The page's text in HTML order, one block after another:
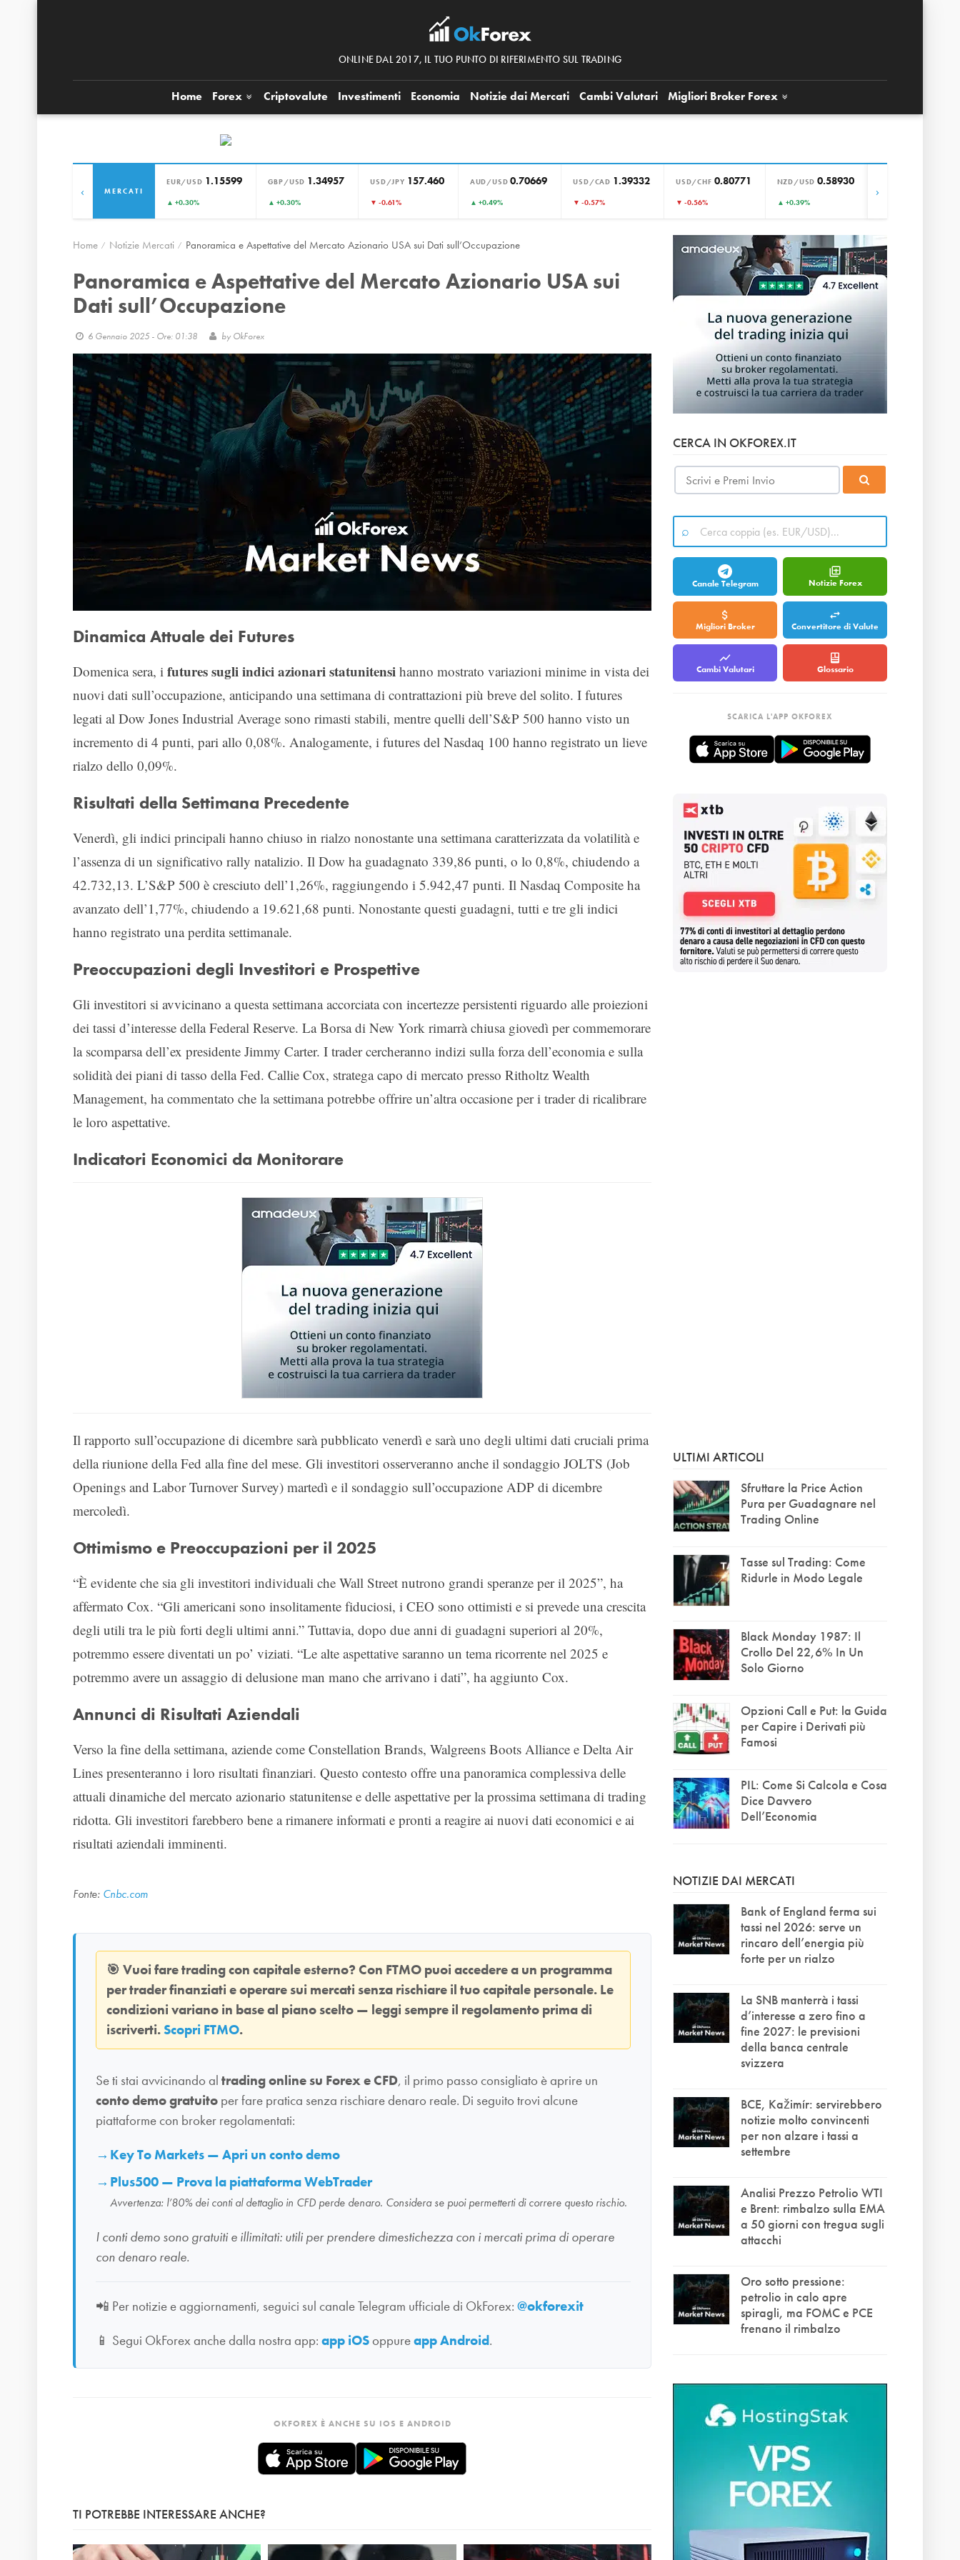
ONLINE DAL 2017, IL TUO PUNTO DI RIFERIMENTO SUL TRADING
Home Forex Criptovalute Investimenti Economia Notizie dai Mercati Cambi Valutari Migliori Broker Forex
MERCATI
EUR/USD 1.15599
▲ +0.30%
GBP/USD 1.34957
▲ +0.30%
USD/JPY 157.460
▼ -0.61%
AUD/USD 0.70669
▲ +0.49%
USD/CAD 1.39332
▼ -0.57%
USD/CHF 0.80771
▼ -0.56%
NZD/USD 0.58930
▲ +0.39%
‹ ›
Home Notizie Mercati Panoramica e Aspettative del Mercato Azionario USA sui Dati sull’Occupazione
Panoramica e Aspettative del Mercato Azionario USA sui
Dati sull’Occupazione
6 Gennaio 2025 - Ore: 01:38 by OkForex
Dinamica Attuale dei Futures
Domenica sera, i futures sugli indici azionari statunitensi hanno mostrato variazioni minime in vista dei
nuovi dati sull’occupazione, anticipando una settimana di contrattazioni più breve del solito. I futures
legati al Dow Jones Industrial Average sono rimasti stabili, mentre quelli dell’S&P 500 hanno visto un
incremento di 4 punti, pari allo 0,08%. Analogamente, i futures del Nasdaq 100 hanno registrato un lieve
rialzo dello 0,09%.
Risultati della Settimana Precedente
Venerdì, gli indici principali hanno chiuso in rialzo nonostante una settimana caratterizzata da volatilità e
l’assenza di un significativo rally natalizio. Il Dow ha guadagnato 339,86 punti, o lo 0,8%, chiudendo a
42.732,13. L’S&P 500 è cresciuto dell’1,26%, raggiungendo i 5.942,47 punti. Il Nasdaq Composite ha
avanzato dell’1,77%, chiudendo a 19.621,68 punti. Nonostante questi guadagni, tutti e tre gli indici
hanno registrato una perdita settimanale.
Preoccupazioni degli Investitori e Prospettive
Gli investitori si avvicinano a questa settimana accorciata con incertezze persistenti riguardo alle proiezioni
dei tassi d’interesse della Federal Reserve. La Borsa di New York rimarrà chiusa giovedì per commemorare
la scomparsa dell’ex presidente Jimmy Carter. I trader cercheranno indizi sulla forza dell’economia e sulla
solidità dei piani di tasso della Fed. Callie Cox, stratega capo di mercato presso Ritholtz Wealth
Management, ha commentato che la settimana potrebbe offrire un’altra occasione per i trader di ricalibrare
le loro aspettative.
Indicatori Economici da Monitorare
Il rapporto sull’occupazione di dicembre sarà pubblicato venerdì e sarà uno degli ultimi dati cruciali prima
della riunione della Fed alla fine del mese. Gli investitori osserveranno anche il sondaggio JOLTS (Job
Openings and Labor Turnover Survey) martedì e il sondaggio sull’occupazione ADP di dicembre
mercoledì.
Ottimismo e Preoccupazioni per il 2025
“È evidente che sia gli investitori individuali che Wall Street nutrono grandi speranze per il 2025”, ha
affermato Cox. “Gli americani sono insolitamente fiduciosi, i CEO sono ottimisti e si prevede una crescita
degli utili tra le più forti degli ultimi anni.” Tuttavia, dopo due anni di guadagni superiori al 20%,
potremmo essere diventati un po’ viziati. “Le alte aspettative saranno un tema ricorrente nel 2025 e
potremmo avere un assaggio di delusione man mano che arrivano i dati”, ha aggiunto Cox.
Annunci di Risultati Aziendali
Verso la fine della settimana, aziende come Constellation Brands, Walgreens Boots Alliance e Delta Air
Lines presenteranno i loro risultati finanziari. Questo contesto offre una panoramica complessiva delle
attuali dinamiche del mercato azionario statunitense e delle aspettative per la prossima settimana di trading
ridotta. Gli investitori farebbero bene a rimanere informati e pronti a reagire ai nuovi dati economici e ai
risultati aziendali imminenti.
Fonte: Cnbc.com
🎯 Vuoi fare trading con capitale esterno? Con FTMO puoi accedere a un programma
per trader finanziati e operare sui mercati senza rischiare il tuo capitale personale. Le
condizioni variano in base al piano scelto — leggi sempre il regolamento prima di
iscriverti. Scopri FTMO.
Se ti stai avvicinando al trading online su Forex e CFD, il primo passo consigliato è aprire un
conto demo gratuito per fare pratica senza rischiare denaro reale. Di seguito trovi alcune
piattaforme con broker regolamentati:
Key To Markets — Apri un conto demo
Plus500 — Prova la piattaforma WebTrader
Avvertenza: l’80% dei conti al dettaglio in CFD perde denaro. Considera se puoi permetterti di correre questo rischio.
I conti demo sono gratuiti e illimitati: utili per prendere dimestichezza con i mercati prima di operare
con denaro reale.
📲 Per notizie e aggiornamenti, seguici sul canale Telegram ufficiale di OkForex: @okforexit
📱 Segui OkForex anche dalla nostra app: app iOSoppureapp Android.
OKFOREX È ANCHE SU IOS E ANDROID
TI POTREBBE INTERESSARE ANCHE?
CERCA IN OKFOREX.IT
Canale Telegram Notizie Forex
Migliori Broker Convertitore di Valute
Cambi Valutari Glossario
SCARICA L'APP OKFOREX
ULTIMI ARTICOLI
Sfruttare la Price Action
Pura per Guadagnare nel
Trading Online
Tasse sul Trading: Come
Ridurle in Modo Legale
Black Monday 1987: Il
Crollo Del 22,6% In Un
Solo Giorno
Opzioni Call e Put: la Guida
per Capire i Derivati più
Famosi
PIL: Come Si Calcola e Cosa
Dice Davvero
Dell’Economia
NOTIZIE DAI MERCATI
Bank of England ferma sui
tassi nel 2026: serve un
rincaro dell’energia più
forte per un rialzo
La SNB manterrà i tassi
d’interesse a zero fino a
fine 2027: le previsioni
della banca centrale
svizzera
BCE, Kažimír: servirebbero
notizie molto convincenti
per non alzare i tassi a
settembre
Analisi Prezzo Petrolio WTI
e Brent: rimbalzo sulla EMA
a 50 giorni con tregua sugli
attacchi
Oro sotto pressione:
petrolio in calo apre
spiragli, ma FOMC e PCE
frenano il rimbalzo